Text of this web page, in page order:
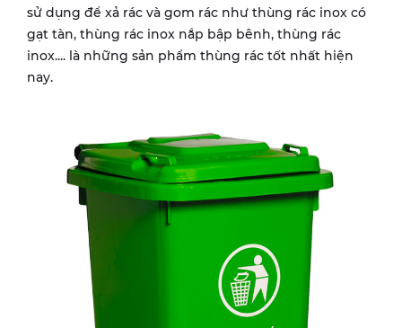
sử dụng để xả rác và gom rác như thùng rác inox có
gạt tàn, thùng rác inox nắp bập bênh, thùng rác
inox.... là những sản phẩm thùng rác tốt nhất hiện
nay.